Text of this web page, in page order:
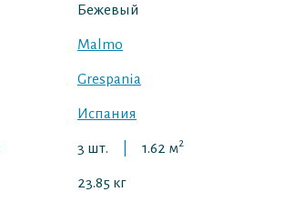
Бежевый
Malmo
Grespania
Испания
3 шт. 1.62 м2
23.85 кг